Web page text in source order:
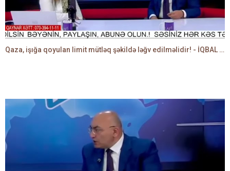
Qaza, işığa qoyulan limit mütləq şəkildə ləğv edilməlidir! - İQBAL AĞAZADƏ